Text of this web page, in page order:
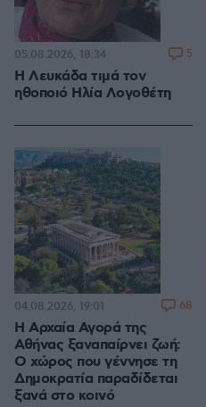
Η Λευκάδα τιμά τον
ηθοποιό Ηλία Λογοθέτη
05.08.2026, 18:34 5
Η Αρχαία Αγορά της
Αθήνας ξαναπαίρνει ζωή:
Ο χώρος που γέννησε τη
Δημοκρατία παραδίδεται
ξανά στο κοινό
04.08.2026, 19:01 68